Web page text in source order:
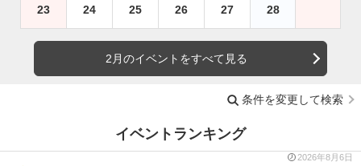
23 24 25 26 27 28
2月のイベントをすべて見る
条件を変更して検索
イベントランキング
2026年8月6日